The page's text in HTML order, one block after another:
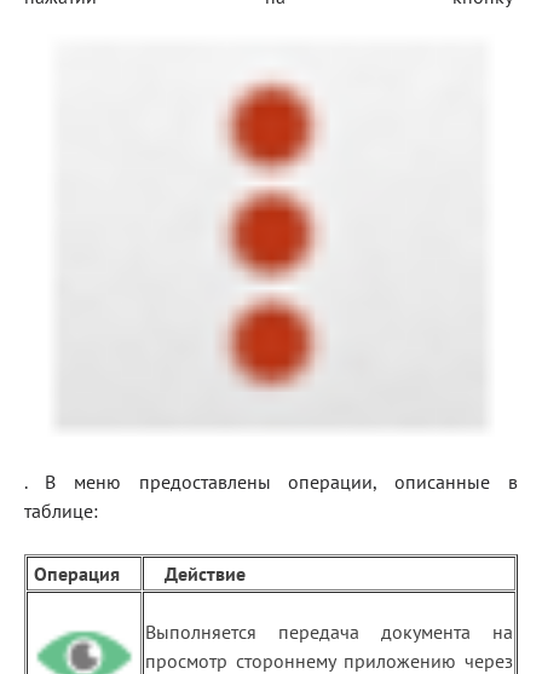
. В меню предоставлены операции, описанные в
таблице:
Операция Действие
Выполняется передача документа на
просмотр стороннему приложению через